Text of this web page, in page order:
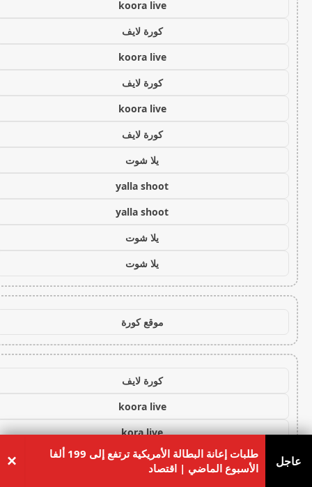
koora live
كورة لايف
koora live
كورة لايف
koora live
كورة لايف
يلا شوت
yalla shoot
yalla shoot
يلا شوت
يلا شوت
موقع كورة
كورة لايف
koora live
kora live
koora live
عاجل
طلبات إعانة البطالة الأمريكية ترتفع إلى 199 ألفا
الأسبوع الماضي | اقتصاد
×